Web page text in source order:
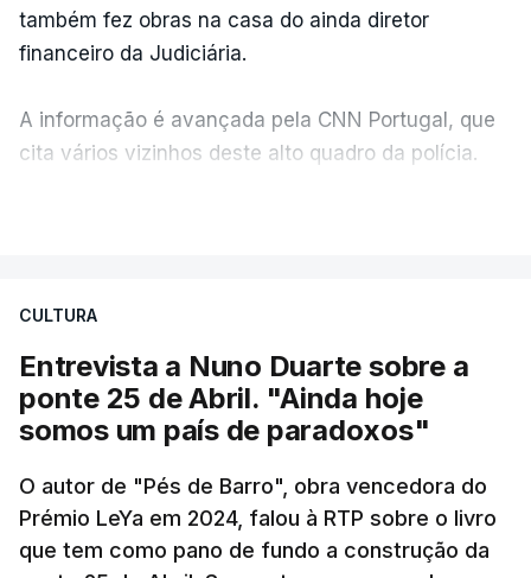
também fez obras na casa do ainda diretor
financeiro da Judiciária.
A informação é avançada pela CNN Portugal, que
cita vários vizinhos deste alto quadro da polícia.
apreendido numa operação de droga.
CULTURA
Entrevista a Nuno Duarte sobre a
ponte 25 de Abril. "Ainda hoje
somos um país de paradoxos"
O autor de "Pés de Barro", obra vencedora do
Prémio LeYa em 2024, falou à RTP sobre o livro
que tem como pano de fundo a construção da